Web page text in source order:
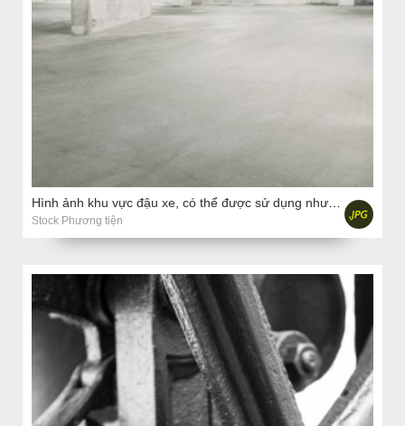
Stock Phương tiện